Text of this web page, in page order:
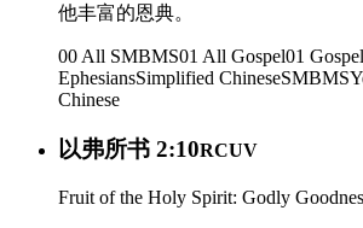
他丰富的恩典。
00 All SMBMS01 All Gospel01
EphesiansSimplified ChineseSMBMS
Chinese
以弗所书 2:10RCUV
Fruit of the Holy Spirit: Godly